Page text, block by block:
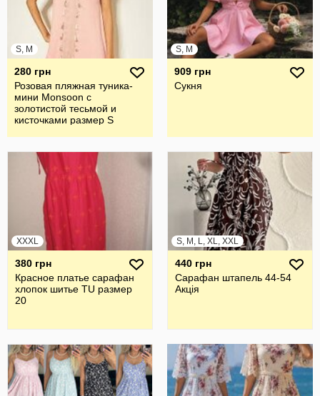
S, M
280 грн
Розовая пляжная туника-
мини Monsoon с
золотистой тесьмой и
кисточками размер S
S, M
909 грн
Сукня
XXXL
380 грн
Красное платье сарафан
хлопок шитье TU размер
20
S, M, L, XL, XXL
440 грн
Сарафан штапель 44-54
Акція